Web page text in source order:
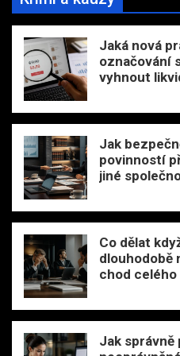
Jaká nová
označování
vyhnout
Jak
povinností
jiné
Co dělat
dlouhodobě
chod celého
Jak